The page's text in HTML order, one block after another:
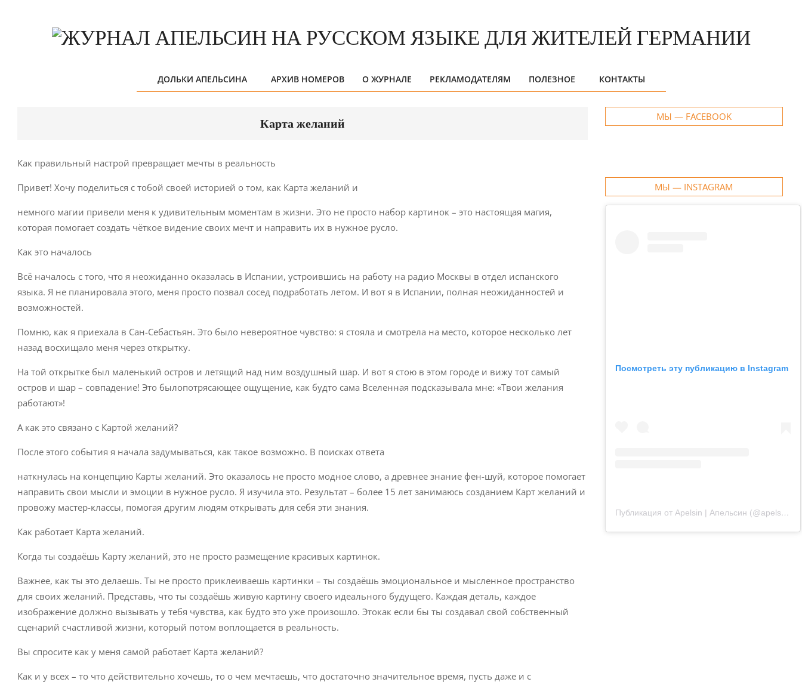
Primary
ДОЛЬКИ АПЕЛЬСИНА АРХИВ НОМЕРОВ О ЖУРНАЛЕ РЕКЛАМОДАТЕЛЯМ ПОЛЕЗНОЕ КОНТАКТЫ
Карта желаний
Как правильный настрой превращает мечты в реальность
Привет! Хочу поделиться с тобой своей историей о том, как Карта желаний и
немного магии привели меня к удивительным моментам в жизни. Это не просто набор картинок – это настоящая магия,
которая помогает создать чёткое видение своих мечт и направить их в нужное русло.
Как это началось
Всё началось с того, что я неожиданно оказалась в Испании, устроившись на работу на радио Москвы в отдел испанского
языка. Я не планировала этого, меня просто позвал сосед подработать летом. И вот я в Испании, полная неожиданностей и
возможностей.
Помню, как я приехала в Сан-Себастьян. Это было невероятное чувство: я стояла и смотрела на место, которое несколько лет
назад восхищало меня через открытку.
На той открытке был маленький остров и летящий над ним воздушный шар. И вот я стою в этом городе и вижу тот самый
остров и шар – совпадение! Это былопотрясающее ощущение, как будто сама Вселенная подсказывала мне: «Твои желания
работают»!
А как это связано с Картой желаний?
После этого события я начала задумываться, как такое возможно. В поисках ответа
наткнулась на концепцию Карты желаний. Это оказалось не просто модное слово, а древнее знание фен-шуй, которое помогает
направить свои мысли и эмоции в нужное русло. Я изучила это. Результат – более 15 лет занимаюсь созданием Карт желаний и
провожу мастер-классы, помогая другим людям открывать для себя эти знания.
Как работает Карта желаний.
Когда ты создаёшь Карту желаний, это не просто размещение красивых картинок.
Важнее, как ты это делаешь. Ты не просто приклеиваешь картинки – ты создаёшь эмоциональное и мысленное пространство
для своих желаний. Представь, что ты создаёшь живую картину своего идеального будущего. Каждая деталь, каждое
изображение должно вызывать у тебя чувства, как будто это уже произошло. Этокак если бы ты создавал свой собственный
сценарий счастливой жизни, который потом воплощается в реальность.
Вы спросите как у меня самой работает Карта желаний?
Как и у всех – то что действительно хочешь, то о чем мечтаешь, что достаточно значительное время, пусть даже и с
МЫ — FACEBOOK
МЫ — INSTAGRAM
Посмотреть эту публикацию в Instagram
Публикация от Apelsin | Апельсин (@apelsin.muenchen)